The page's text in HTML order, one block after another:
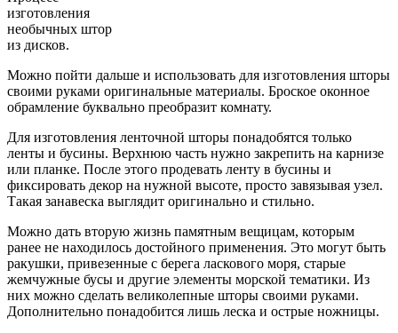
изготовления
необычных штор
из дисков.
Можно пойти дальше и использовать для изготовления шторы
своими руками оригинальные материалы. Броское оконное
обрамление буквально преобразит комнату.
Для изготовления ленточной шторы понадобятся только
ленты и бусины. Верхнюю часть нужно закрепить на карнизе
или планке. После этого продевать ленту в бусины и
фиксировать декор на нужной высоте, просто завязывая узел.
Такая занавеска выглядит оригинально и стильно.
Можно дать вторую жизнь памятным вещицам, которым
ранее не находилось достойного применения. Это могут быть
ракушки, привезенные с берега ласкового моря, старые
жемчужные бусы и другие элементы морской тематики. Из
них можно сделать великолепные шторы своими руками.
Дополнительно понадобится лишь леска и острые ножницы.